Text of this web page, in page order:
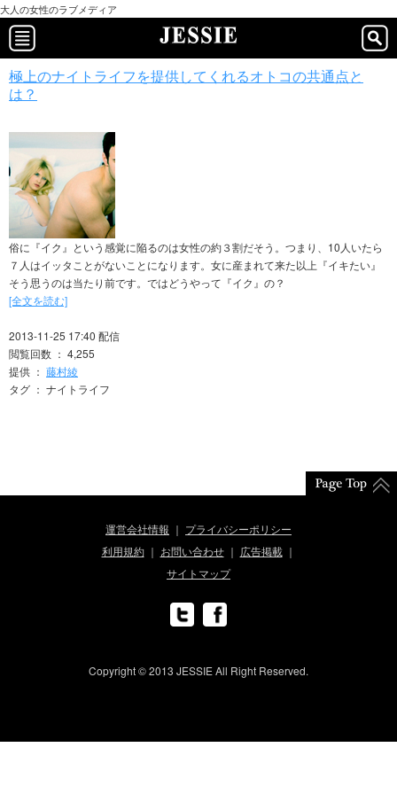
大人の女性のラブメディア
極上のナイトライフを提供してくれるオトコの共通点と
は？
俗に『イク』という感覚に陥るのは女性の約３割だそう。つまり、10人いたら
７人はイッタことがないことになります。女に産まれて来た以上『イキたい』
そう思うのは当たり前です。ではどうやって『イク』の？
[全文を読む]
2013-11-25 17:40 配信
閲覧回数 ： 4,255
提供 ： 藤村綾
タグ ： ナイトライフ
運営会社情報
プライバシーポリシー
利用規約
お問い合わせ
広告掲載
サイトマップ
Copyright © 2013 JESSIE All Right Reserved.